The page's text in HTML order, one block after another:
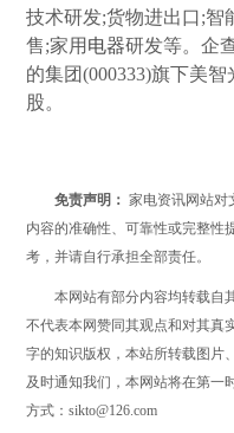
技术研发;货物进出口;智
售;家用 电器研发等。企
的集团(000333)旗下美
股。
免责声明： 家电资讯网站对
内容的准确性、可靠性或完整性
考，并请自行承担全部责任。
本网站有部分内容均转载自
不代表本网赞同其观点和对其真
字的知识版权，本站所转载图片
及时通知我们，本网站将在第一
方式：sikto@126.com